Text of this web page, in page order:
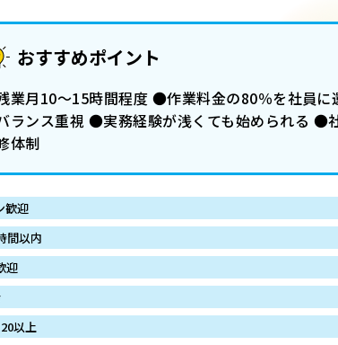
おすすめポイント
業月10～15時間程度 ●作業料金の80％を社員
ランス重視 ●実務経験が浅くても始められる
体制
歓迎
間以内
迎
以上